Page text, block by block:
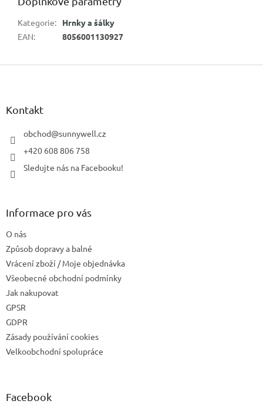
Kategorie:
Hrnky a šálky
EAN: 8056001130927
Z
Kontakt
obchod@sunnywell.cz
+420 608 806 758
Sledujte nás na Facebooku!
Informace pro vás
O nás
Způsob dopravy a balné
Vrácení zboží / Moje objednávka
Všeobecné obchodní podmínky
Jak nakupovat
GPSR
GDPR
Zásady používání cookies
Velkoobchodní spolupráce
Facebook